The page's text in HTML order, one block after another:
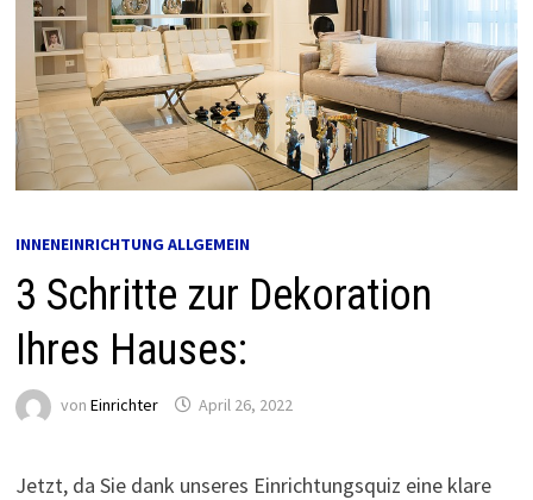
INNENEINRICHTUNG ALLGEMEIN
3 Schritte zur Dekoration
Ihres Hauses:
von Einrichter April 26, 2022
Jetzt, da Sie dank unseres Einrichtungsquiz eine klare